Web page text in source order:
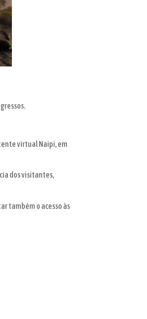
virtual Naipi, em
dos visitantes,
também o acesso às